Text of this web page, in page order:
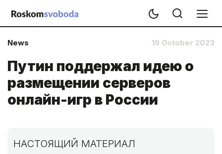
News 19 October 2023
Путин поддержал идею о
размещении серверов
онлайн-игр в России
НАСТОЯЩИЙ МАТЕРИАЛ